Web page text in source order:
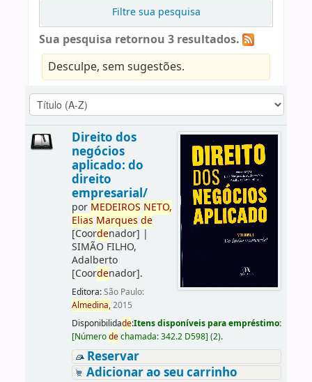
Filtre sua pesquisa
Sua pesquisa retornou 3 resultados.
Desculpe, sem sugestões.
Direito dos
negócios
aplicado: do
direito
empresarial/
por MEDEIROS NETO,
Elias Marques de
[Coordenador] |
SIMÃO FILHO,
Adalberto
[Coordenador].
Editora:São Paulo:
Almedina,2015
Disponibilidade:Itens disponíveis para empréstimo:
[Númerodechamada:342.2 D598] (2).
Reservar
Adicionar ao seu carrinho